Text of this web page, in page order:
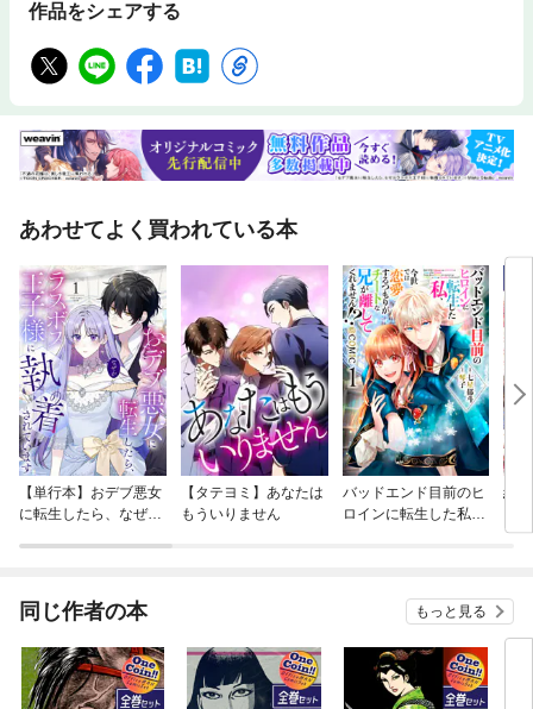
作品をシェアする
あわせてよく買われている本
【単行本】おデブ悪女
に転生したら、なぜか
【タテヨミ】あなたは
もういりません
バッドエンド目前のヒ
ロインに転生した私、
結
同じ作者の本 もっと見る